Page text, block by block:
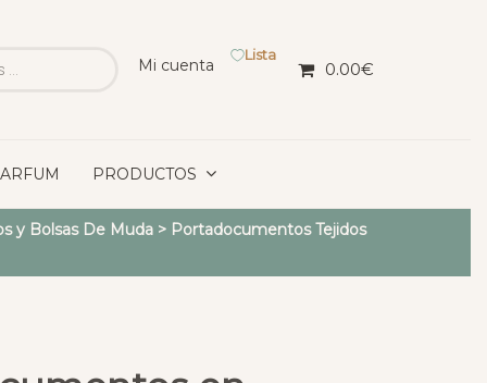
Mi cuenta
Lista
0.00€
PRODUCTOS
y Bolsas De Muda> Portadocumentos Tejidos